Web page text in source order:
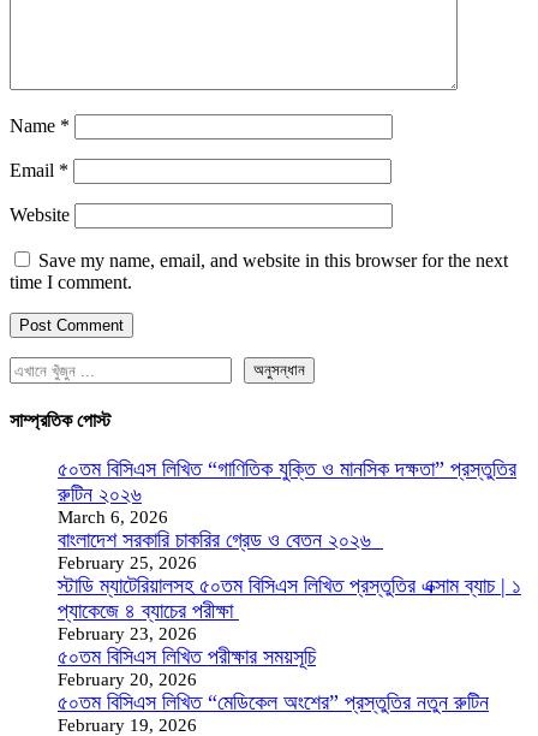
Name *
Email *
Website
Save my name, email, and website in this browser for the next
time I comment.
অনুসন্ধান
সাম্প্রতিক পোস্ট
৫০তম বিসিএস লিখিত “গাণিতিক যুক্তি ও মানসিক দক্ষতা” প্রস্তুতির
রুটিন ২০২৬
March 6, 2026
বাংলাদেশ সরকারি চাকরির গ্রেড ও বেতন ২০২৬
February 25, 2026
স্টাডি ম্যাটেরিয়ালসহ ৫০তম বিসিএস লিখিত প্রস্তুতির এক্সাম ব্যাচ | ১
প্যাকেজে ৪ ব্যাচের পরীক্ষা
February 23, 2026
৫০তম বিসিএস লিখিত পরীক্ষার সময়সূচি
February 20, 2026
৫০তম বিসিএস লিখিত “মেডিকেল অংশের” প্রস্তুতির নতুন রুটিন
February 19, 2026